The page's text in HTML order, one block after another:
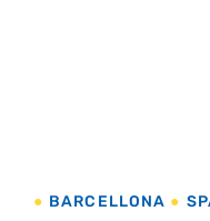
BARCELLONA